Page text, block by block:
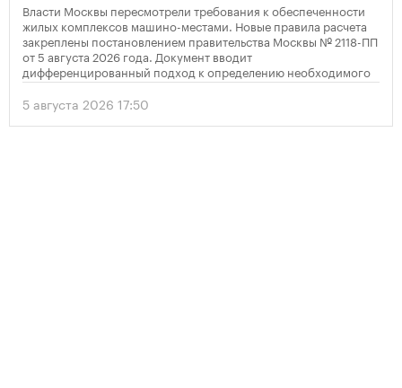
Власти Москвы пересмотрели требования к обеспеченности
жилых комплексов машино-местами. Новые правила расчета
закреплены постановлением правительства Москвы № 2118-ПП
от 5 августа 2026 года. Документ вводит
дифференцированный подход к определению необходимого
количества парковок в зависимости от площади квартир и
устанавливает переходный период для уже согласованных
проектов.
5 августа 2026 17:50